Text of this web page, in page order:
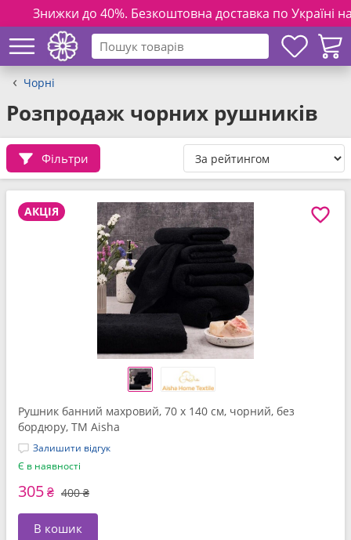
до 40%. Безкоштовна доставка по Україні на
Чорні
Розпродаж чорних рушників
Фільтри
АКЦІЯ
Рушник банний махровий, 70 x 140 см, чорний, без
бордюру, ТМ Aisha
Залишити відгук
Є в наявності
305₴ 400 ₴
В кошик